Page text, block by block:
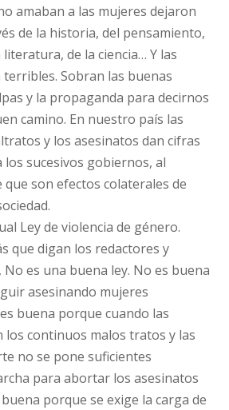
amaban a las mujeres dejaron
de la historia, del pensamiento,
de la ciencia… Y las
terribles. Sobran las buenas
y la propaganda para decirnos
camino. En nuestro país las
y los asesinatos dan cifras
sucesivos gobiernos, al
que son efectos colaterales de
Ley de violencia de género.
que digan los redactores y
es una buena ley. No es buena
asesinando mujeres
buena porque cuando las
los continuos malos tratos y las
no se pone suficientes
para abortar los asesinatos
porque se exige la carga de